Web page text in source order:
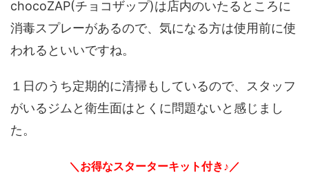
chocoZAP(チョコザップ)は店内のいたるところに
消毒スプレーがあるので、気になる方は使用前に使
われるといいですね。
１日のうち定期的に清掃もしているので、スタッフ
がいるジムと衛生面はとくに問題ないと感じまし
た。
＼お得なスターターキット付き♪／